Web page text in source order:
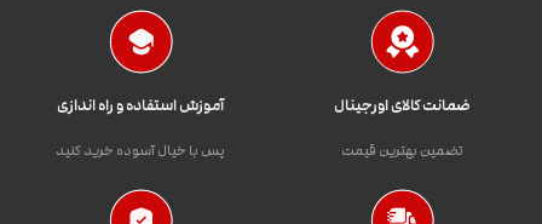
ضمانت کالای اورجینال
تضمین بهترین قیمت
آموزش استفاده و راه اندازی
پس با خیال آسوده خرید کنید